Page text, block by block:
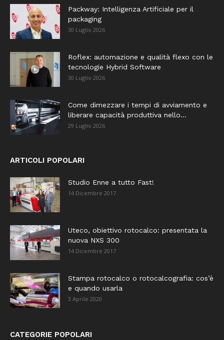
Packway: Intelligenza Artificiale per il
packaging
30 Luglio 2026
Roflex: automazione e qualità flexo con le
tecnologie Hybrid Software
30 Luglio 2026
Come dimezzare i tempi di avviamento e
liberare capacità produttiva nello...
29 Luglio 2026
ARTICOLI POPOLARI
Studio Enne a tutto Fast!
14 Dicembre 2017
Uteco, obiettivo rotocalco: presentata la
nuova NXS 300
14 Dicembre 2017
Stampa rotocalco o rotocalcografia: cos’è
e quando usarla
3 Aprile 2020
CATEGORIE POPOLARI